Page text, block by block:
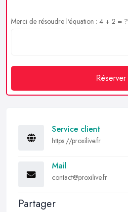
Merci de résoudre l'équation : 4 + 2 = ?
Réserver
Service client
https://proxilive.fr
Mail
contact@proxilive.fr
Partager